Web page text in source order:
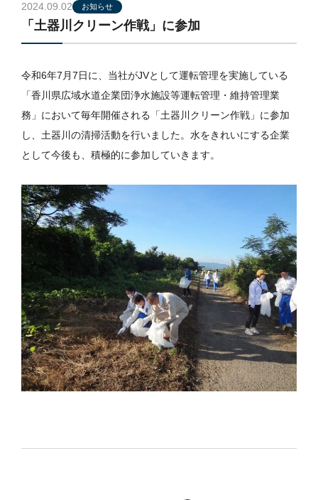
2024.09.02 お知らせ
「土器川クリーン作戦」に参加
令和6年7月7日に、当社がJVとして運転管理を実施している
「香川県広域水道企業団浄水施設等運転管理・維持管理業
務」において毎年開催される「土器川クリーン作戦」に参加
し、土器川の清掃活動を行いました。水をきれいにする企業
として今後も、積極的に参加していきます。